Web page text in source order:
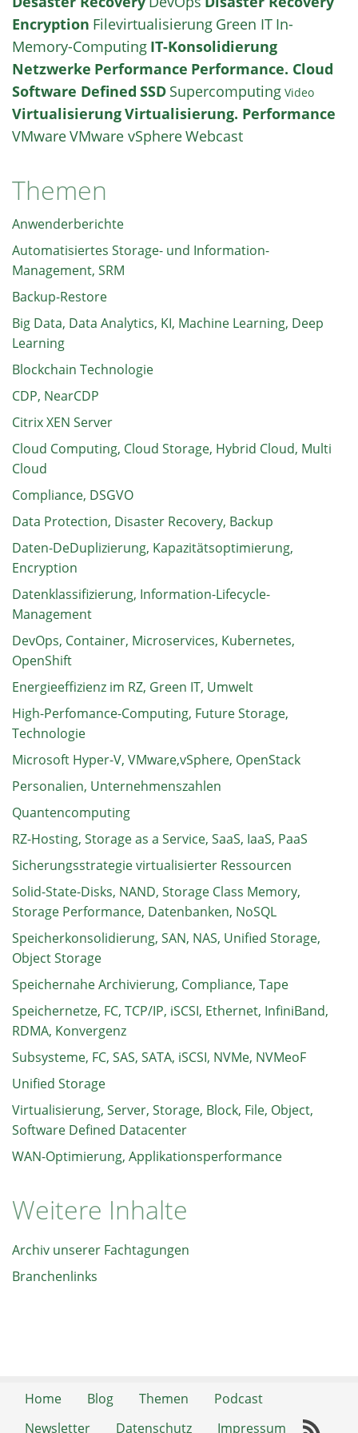
Encryption Filevirtualisierung Green IT In-
Memory-Computing IT-Konsolidierung
Netzwerke Performance Performance. Cloud
Software Defined SSD Supercomputing Video
VirtualisierungVirtualisierung. Performance
VMwareVMware vSphereWebcast
Themen
Anwenderberichte
Automatisiertes Storage- und Information-
Management, SRM
Backup-Restore
Big Data, Data Analytics, KI, Machine Learning, Deep
Learning
Blockchain Technologie
CDP, NearCDP
Citrix XEN Server
Cloud Computing, Cloud Storage, Hybrid Cloud, Multi
Cloud
Compliance, DSGVO
Data Protection, Disaster Recovery, Backup
Daten-DeDuplizierung, Kapazitätsoptimierung,
Encryption
Datenklassifizierung, Information-Lifecycle-
Management
DevOps, Container, Microservices, Kubernetes,
OpenShift
Energieeffizienz im RZ, Green IT, Umwelt
High-Perfomance-Computing, Future Storage,
Technologie
Microsoft Hyper-V, VMware,vSphere, OpenStack
Personalien, Unternehmenszahlen
Quantencomputing
RZ-Hosting, Storage as a Service, SaaS, IaaS, PaaS
Sicherungsstrategie virtualisierter Ressourcen
Solid-State-Disks, NAND, Storage Class Memory,
Storage Performance, Datenbanken, NoSQL
Speicherkonsolidierung, SAN, NAS, Unified Storage,
Object Storage
Speichernahe Archivierung, Compliance, Tape
Speichernetze, FC, TCP/IP, iSCSI, Ethernet, InfiniBand,
RDMA, Konvergenz
Subsysteme, FC, SAS, SATA, iSCSI, NVMe, NVMeoF
Unified Storage
Virtualisierung, Server, Storage, Block, File, Object,
Software Defined Datacenter
WAN-Optimierung, Applikationsperformance
Weitere Inhalte
Archiv unserer Fachtagungen
Branchenlinks
Home Blog Themen
Podcast
Newsletter
Datenschutz Impressum